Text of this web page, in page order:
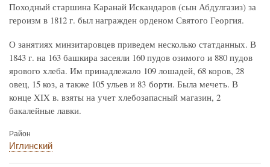
Походный старшина Каранай Искандаров (сын Абдулгазиз) за
героизм в 1812 г. был награжден орденом Святого Георгия.
О занятиях минзитаровцев приведем несколько статданных. В
1843 г. на 163 башкира засеяли 160 пудов озимого и 880 пудов
ярового хлеба. Им принадлежало 109 лошадей, 68 коров, 28
овец, 15 коз, а также 105 ульев и 83 борти. Была мечеть. В
конце XIX в. взяты на учет хлебозапасный магазин, 2
бакалейные лавки.
Район
Иглинский